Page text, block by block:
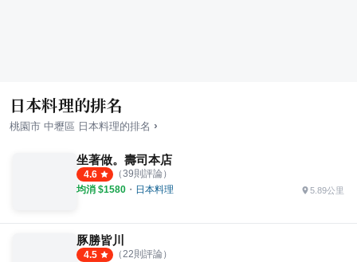
日本料理的排名
桃園市 中壢區 日本料理的排名 ›
坐著做。壽司本店
4.6 （39則評論）
均消 $1580 ・ 日本料理 5.89公里
豚勝皆川
4.5 （22則評論）